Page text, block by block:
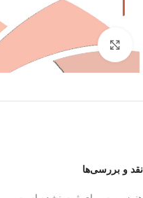
برای بزرگنمایی کلیک کنید
نقد و بررسی‌ها